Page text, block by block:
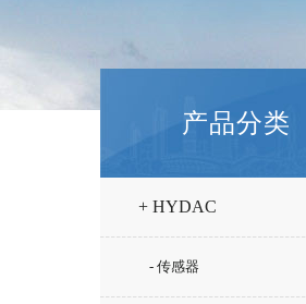
产品分类
+ HYDAC
- 传感器